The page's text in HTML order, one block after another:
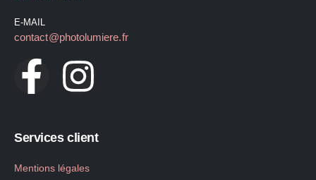
E-MAIL
contact@photolumiere.fr
Services client
Mentions légales